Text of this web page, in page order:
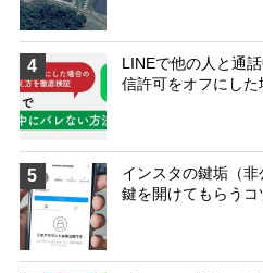
4
LINEで他の人と通
信許可をオフにし
5
インスタの鍵垢（
鍵を開けてもらうコ